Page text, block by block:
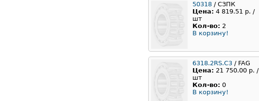
50318 / СЗПК
Цена: 4 819.51 р. /
шт
Кол-во: 2
В корзину!
6318.2RS.C3 / FAG
Цена: 21 750.00 р. /
шт
Кол-во: 0
В корзину!